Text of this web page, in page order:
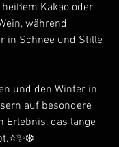
Kakao oder
während
in Schnee und Stille
und den Winter in
auf besondere
Erlebnis, das lange